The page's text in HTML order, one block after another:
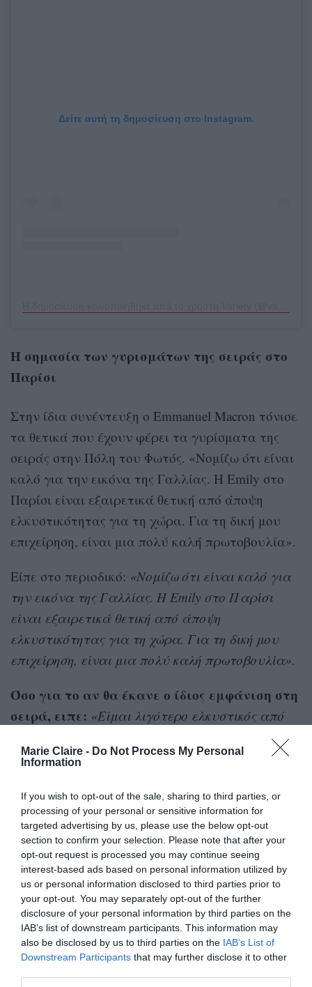
Marie Claire - Do Not Process My Personal
Information
If you wish to opt-out of the sale, sharing to third parties, or
processing of your personal or sensitive information for
targeted advertising by us, please use the below opt-out
section to confirm your selection. Please note that after your
opt-out request is processed you may continue seeing
interest-based ads based on personal information utilized by
us or personal information disclosed to third parties prior to
your opt-out. You may separately opt-out of the further
disclosure of your personal information by third parties on the
IAB’s list of downstream participants. This information may
also be disclosed by us to third parties on the IAB’s List of
Downstream Participants that may further disclose it to other
Δείτε αυτή τη δημοσίευση στο Instagram.
Η σημασία των γυρισμάτων της σειράς στο
Παρίσι
Στην ίδια συνέντευξη ο Emmanuel Macron τόνισε
τα θετικά που έχουν φέρει τα γυρίσματα της
σειράς στην Πόλη του Φωτός. «Νομίζω ότι είναι
καλό για την εικόνα της Γαλλίας. Η Emily στο
Παρίσι είναι εξαιρετικά θετική από άποψη
ελκυστικότητας για τη χώρα. Για τη δική μου
επιχείρηση, είναι μια πολύ καλή πρωτοβουλία».
Είπε στο περιοδικό: «Νομίζω ότι είναι καλό για
την εικόνα της Γαλλίας. Η Emily στο Παρίσι
είναι εξαιρετικά θετική από άποψη
ελκυστικότητας για τη χώρα. Για τη δική μου
επιχείρηση, είναι μια πολύ καλή πρωτοβουλία».
Όσο για το αν θα έκανε ο ίδιος εμφάνιση στη
σειρά, ειπε: «Είμαι λιγότερο ελκυστικός από